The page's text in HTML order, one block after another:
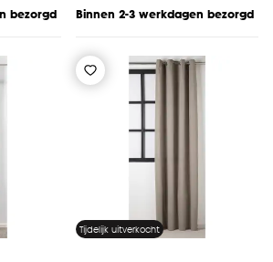
bezorgd Binnen 2-3 werkdagen bezorgd
Tijdelijk uitverkocht